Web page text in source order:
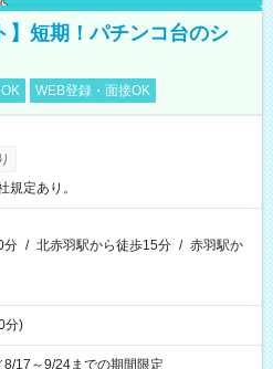
】短期！パチンコ台のシ
WEB登録・面接OK
規定あり。
分 / 北赤羽駅から徒歩15分 / 赤羽駅か
分)
17～9/24までの期間限定